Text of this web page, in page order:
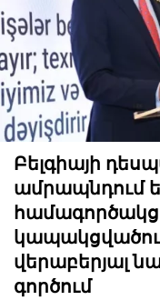
Բելգիայի
ամրապնդում
վերաբերյալ
գործում